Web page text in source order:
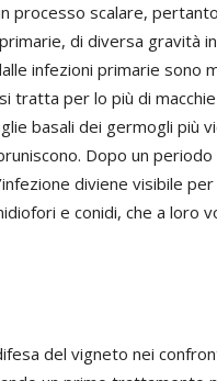
processo scalare,
di diversa gravità
infezioni primarie sono
tratta per lo più di
basali dei germogli più
Dopo un
diviene visibile
e conidi, che a loro
del vigneto nei